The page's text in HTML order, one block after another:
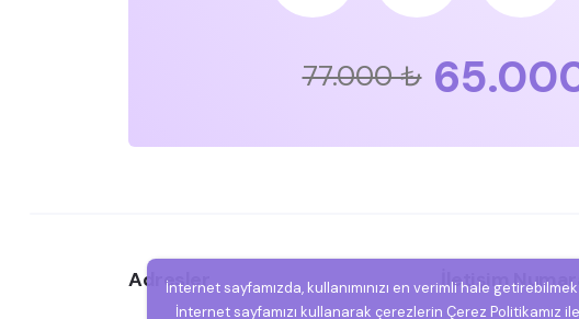
77.000 ₺
Adresler İletişim
İnternet sayfamızda, kullanımınızı en verimli hale
İnternet sayfamızı kullanarak çerezlerin Çerez Politikamız